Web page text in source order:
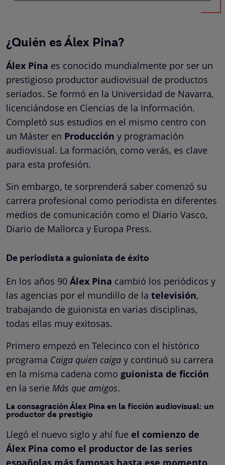
¿Quién es Álex Pina?
Álex Pina es conocido mundialmente por ser un
prestigioso productor audiovisual de productos
seriados. Se formó en la Universidad de Navarra,
licenciándose en Ciencias de la Información.
Completó sus estudios en el mismo centro con
un Máster en Producción y programación
audiovisual. La formación, como verás, es clave
para esta profesión.
Sin embargo, te sorprenderá saber comenzó su
carrera profesional como periodista en diferentes
medios de comunicación como el Diario Vasco,
Diario de Mallorca y Europa Press.
De periodista a guionista de éxito
En los años 90 Álex Pina cambió los periódicos y
las agencias por el mundillo de la televisión,
trabajando de guionista en varias disciplinas,
todas ellas muy exitosas.
Primero empezó en Telecinco con el histórico
programa Caiga quien caiga y continuó su carrera
en la misma cadena como guionista de ficción
en la serie Más que amigos.
La consagración Álex Pina en la ficción audiovisual: un
productor de prestigio
Llegó el nuevo siglo y ahí fue el comienzo de
Álex Pina como el productor de las series
españolas más famosas hasta ese momento